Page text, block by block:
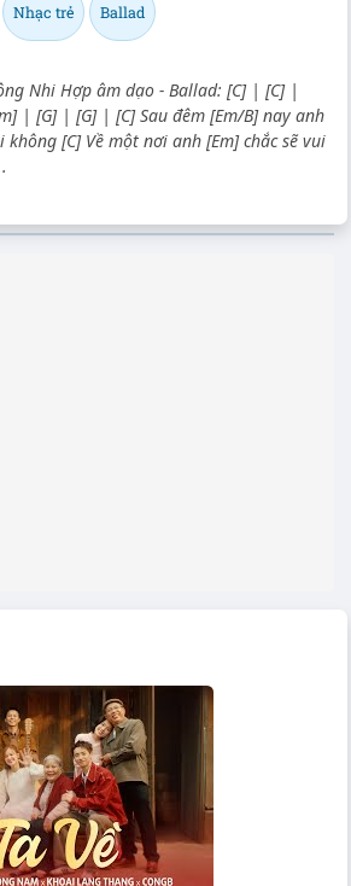
Nhạc trẻ Ballad
Nhi Hợp âm dạo - Ballad: [C] | [C] |
| [G] | [G] | [C] Sau đêm [Em/B] nay anh
không [C] Về một nơi anh [Em] chắc sẽ vui